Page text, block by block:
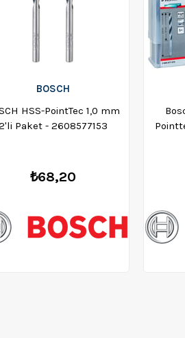
BOSCH
HSS-PointTec 1,0 mm
Paket - 2608577153
₺68,20